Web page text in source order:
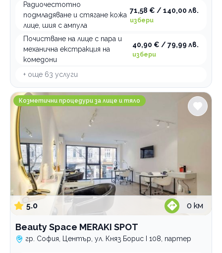
Радиочестотно
подмладяване и стягане кожа
лице, шия с ампула
71,58 € / 140,00 лв.
избери
Почистване на лице с пара и
механична екстракция на
комедони
40,90 € / 79,99 лв.
избери
+ още 63 услуги
Beauty Space MERAKI SPOT
Козметични процедури за лице и тяло
5.0 0 км
Beauty Space MERAKI SPOT
гр. София, Център, ул. Княз Борис I 108, партер